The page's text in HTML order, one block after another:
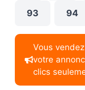
93 94
Vous
votre
clics